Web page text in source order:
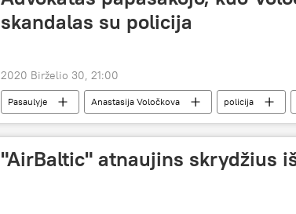
skandalas su policija
2020 Birželio 30, 21:00
Pasaulyje Anastasija Voločkova policija
"AirBaltic" atnaujins skrydžius